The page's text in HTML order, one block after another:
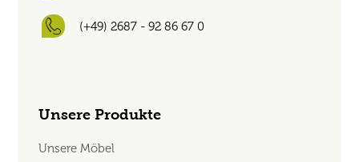
(+49) 2687 - 92 86 67 0
Unsere Produkte
Unsere Möbel